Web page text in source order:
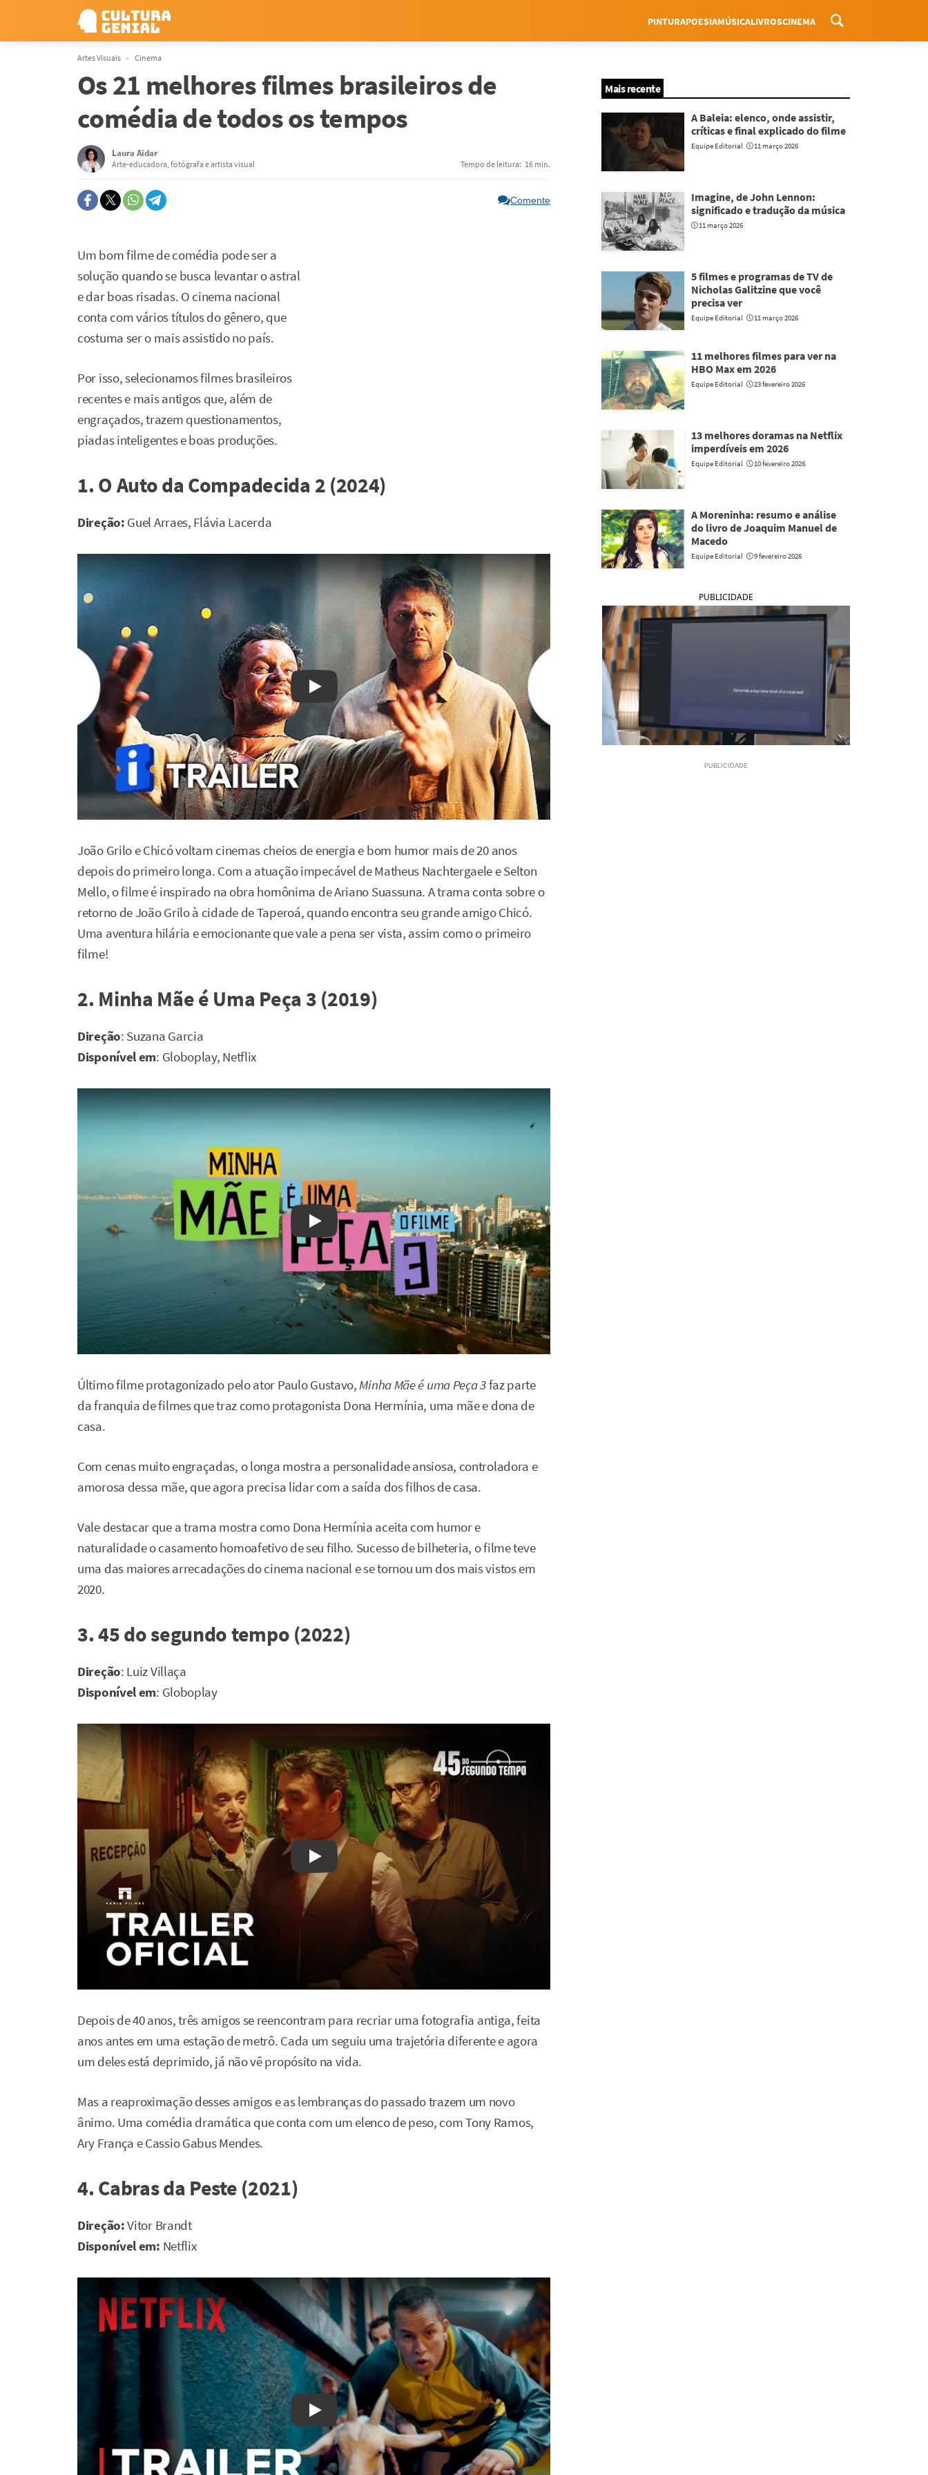
Menu
PINTURAPOESIAMÚSICALIVROSCINEMA
Artes Visuais Cinema
Os 21 melhores filmes brasileiros de
comédia de todos os tempos
Laura Aidar
Arte-educadora, fotógrafa e artista visual Tempo de leitura: 16 min.
Comente
Um bom filme de comédia pode ser a
solução quando se busca levantar o astral
e dar boas risadas. O cinema nacional
conta com vários títulos do gênero, que
costuma ser o mais assistido no país.
Por isso, selecionamos filmes brasileiros
recentes e mais antigos que, além de
engraçados, trazem questionamentos,
piadas inteligentes e boas produções.
1. O Auto da Compadecida 2 (2024)
Direção: Guel Arraes, Flávia Lacerda
Watch on YouTube
João Grilo e Chicó voltam cinemas cheios de energia e bom humor mais de 20 anos
depois do primeiro longa. Com a atuação impecável de Matheus Nachtergaele e Selton
Mello, o filme é inspirado na obra homônima de Ariano Suassuna. A trama conta sobre o
retorno de João Grilo à cidade de Taperoá, quando encontra seu grande amigo Chicó.
Uma aventura hilária e emocionante que vale a pena ser vista, assim como o primeiro
filme!
2. Minha Mãe é Uma Peça 3 (2019)
Direção: Suzana Garcia
Disponível em: Globoplay, Netflix
Watch on YouTube
Último filme protagonizado pelo ator Paulo Gustavo,Minha Mãe é uma Peça 3faz parte
da franquia de filmes que traz como protagonista Dona Hermínia, uma mãe e dona de
casa.
Com cenas muito engraçadas, o longa mostra a personalidade ansiosa, controladora e
amorosa dessa mãe, que agora precisa lidar com a saída dos filhos de casa.
Vale destacar que a trama mostra como Dona Hermínia aceita com humor e
naturalidade o casamento homoafetivo de seu filho. Sucesso de bilheteria, o filme teve
uma das maiores arrecadações do cinema nacional e se tornou um dos mais vistos em
2020.
3. 45 do segundo tempo (2022)
Direção: Luiz Villaça
Disponível em: Globoplay
Watch on YouTube
Depois de 40 anos, três amigos se reencontram para recriar uma fotografia antiga, feita
anos antes em uma estação de metrô. Cada um seguiu uma trajetória diferente e agora
um deles está deprimido, já não vê propósito na vida.
Mas a reaproximação desses amigos e as lembranças do passado trazem um novo
ânimo. Uma comédia dramática que conta com um elenco de peso, com Tony Ramos,
Ary França e Cassio Gabus Mendes.
4. Cabras da Peste (2021)
Direção:Vitor Brandt
Disponível em: Netflix
Watch on YouTube
Mais recente
A Baleia: elenco, onde assistir,
críticas e final explicado do filme
Equipe Editorial 11 março 2026
Imagine, de John Lennon:
significado e tradução da música
11 março 2026
5 filmes e programas de TV de
Nicholas Galitzine que você
precisa ver
Equipe Editorial 11 março 2026
11 melhores filmes para ver na
HBO Max em 2026
Equipe Editorial 23 fevereiro 2026
13 melhores doramas na Netflix
imperdíveis em 2026
Equipe Editorial 10 fevereiro 2026
A Moreninha: resumo e análise
do livro de Joaquim Manuel de
Macedo
Equipe Editorial 9 fevereiro 2026
PUBLICIDADE